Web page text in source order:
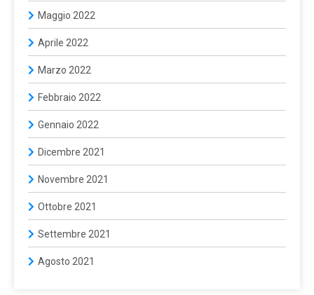
Maggio 2022
Aprile 2022
Marzo 2022
Febbraio 2022
Gennaio 2022
Dicembre 2021
Novembre 2021
Ottobre 2021
Settembre 2021
Agosto 2021